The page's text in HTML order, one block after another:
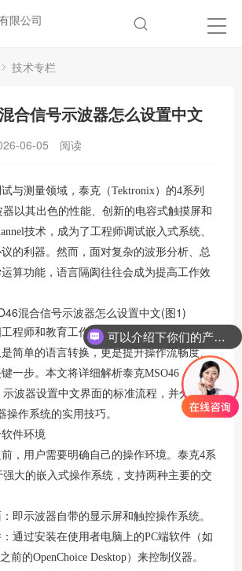
技术专栏
合信号示波器怎么设置中文
06-05 阅读
与测量领域，泰克（Tektronix）的4系列
以其出色的性能、创新的电容式触摸屏和
技术，成为了工程师调试嵌入式系统、
的利器。然而，面对复杂的波形分析、总
算功能，语言隔阂往往会成为提高工作效
程师和教育工作者而言，将示波器界面切
简单的语言转换，更是提升操作流畅度、
一步。本文将详细解析泰克MSO46（及其
示波器设置中文界面的标准流程，并分享一
操作系统的实用技巧。
件环境
，用户需要明确自己的操作环境。泰克4系
强大的嵌入式操作系统，支持两种主要的交
即示波器自带的显示屏和触控操作系统。
通过安装在使用者电脑上的PC端软件（如
前的OpenChoice Desktop）来控制仪器。
可以介绍下你们的产品么？